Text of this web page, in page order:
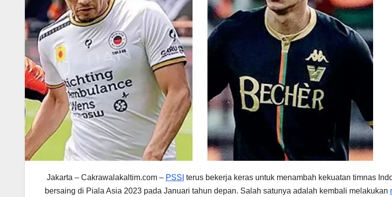
Jakarta – Cakrawalakaltim.com – PSSI terus bekerja keras untuk menambah kekuatan timnas
bersaing di Piala Asia 2023 pada Januari tahun depan. Salah satunya adalah kembali melakukan